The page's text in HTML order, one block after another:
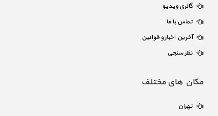
گالری ویدیو
تماس با ما
آخرین اخبار و قوانین
نظر سنجی
مکان های مختلف
تهران